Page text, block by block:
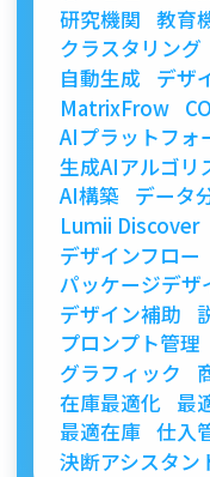
研究機関 教育
クラスタリング
自動生成
デザ
MatrixFrow
AIプラットフォ
生成AIアルゴリ
AI構築
データ
Lumii Discover
デザインフロー
パッケージデザ
デザイン補助
プロンプト管理
グラフィック
在庫最適化 最
最適在庫 仕入
決断アシスタン